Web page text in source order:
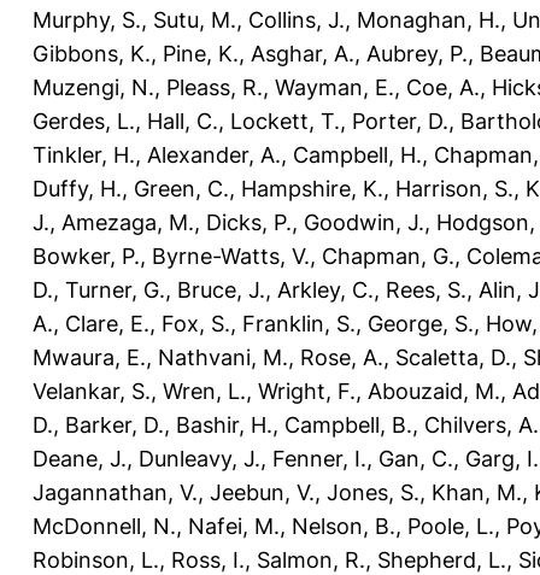
Murphy, S., Sutu, M., Collins, J., Monaghan, H.,
Gibbons, K., Pine, K., Asghar, A., Aubrey, P.,
Muzengi, N., Pleass, R., Wayman, E., Coe, A.,
Gerdes, L., Hall, C., Lockett, T., Porter, D.,
Tinkler, H., Alexander, A., Campbell, H.,
Duffy, H., Green, C., Hampshire, K., Harrison, S.,
J., Amezaga, M., Dicks, P., Goodwin, J., Hodgson,
Bowker, P., Byrne-Watts, V., Chapman, G.,
D., Turner, G., Bruce, J., Arkley, C., Rees, S., Alin,
A., Clare, E., Fox, S., Franklin, S., George, S.,
Mwaura, E., Nathvani, M., Rose, A., Scaletta, D.,
Velankar, S., Wren, L., Wright, F., Abouzaid, M.,
D., Barker, D., Bashir, H., Campbell, B., Chilvers, A.
Deane, J., Dunleavy, J., Fenner, I., Gan, C., Garg, I.
Jagannathan, V., Jeebun, V., Jones, S., Khan, M.,
McDonnell, N., Nafei, M., Nelson, B., Poole, L.,
Robinson, L., Ross, I., Salmon, R., Shepherd, L.,